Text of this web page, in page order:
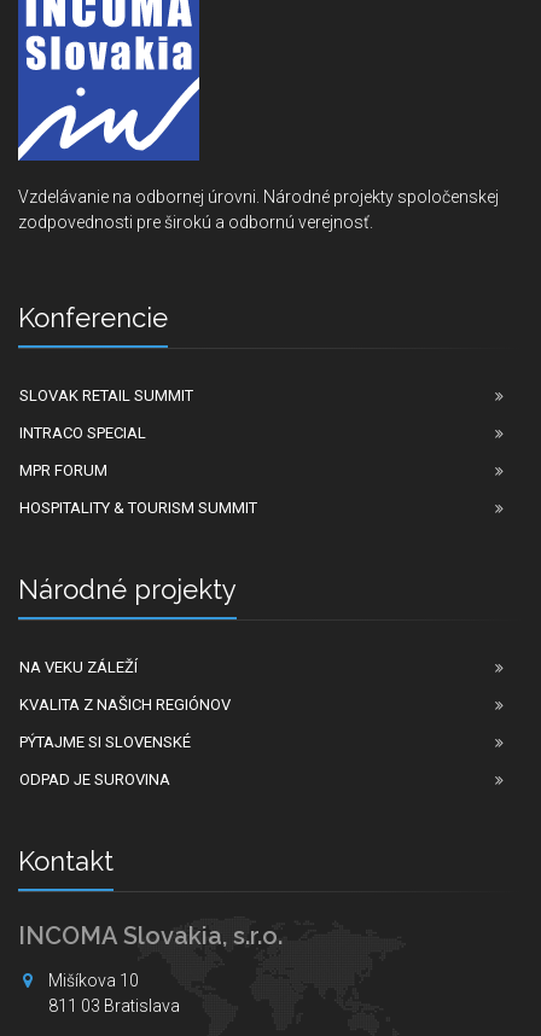
Vzdelávanie na odbornej úrovni. Národné projekty spoločenskej
zodpovednosti pre širokú a odbornú verejnosť.
Konferencie
SLOVAK RETAIL SUMMIT
INTRACO SPECIAL
MPR FORUM
HOSPITALITY & TOURISM SUMMIT
Národné projekty
NA VEKU ZÁLEŽÍ
KVALITA Z NAŠICH REGIÓNOV
PÝTAJME SI SLOVENSKÉ
ODPAD JE SUROVINA
Kontakt
INCOMA Slovakia, s.r.o.
Mišíkova 10
811 03 Bratislava